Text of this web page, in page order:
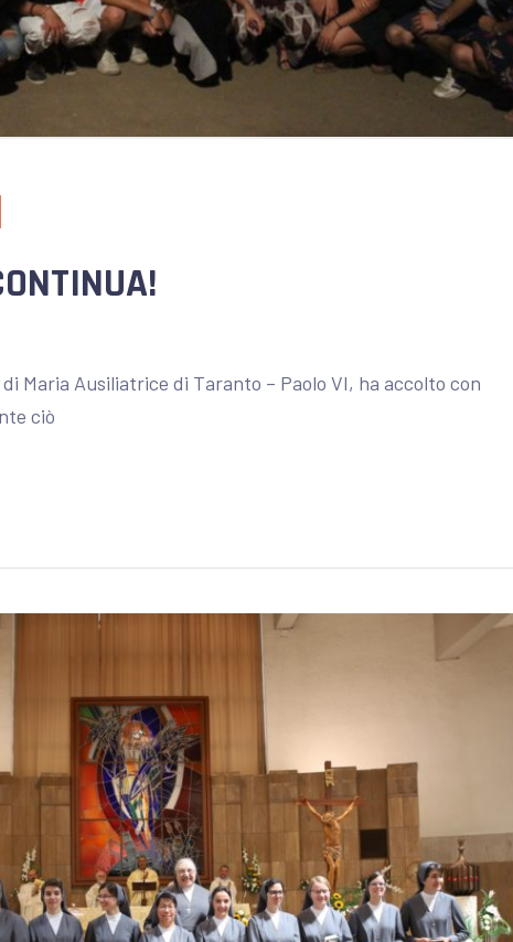
Maria Ausiliatrice di Taranto – Paolo VI, ha accolto con
ciò